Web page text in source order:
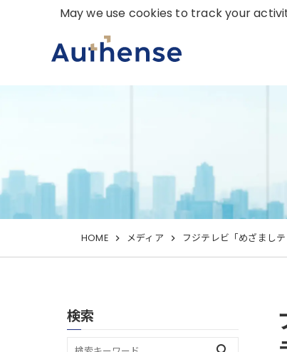
HOME メディア フジテレビ「めざまし
検索
May we use cookies to track your